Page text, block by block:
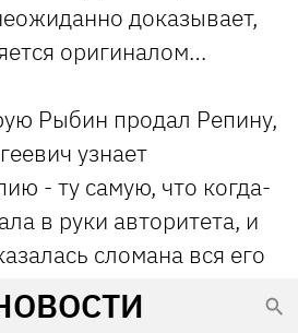
доказывает,
оригиналом…
Рыбин продал Репину,
узнает
- ту самую, что когда-
в руки авторитета, и
сломана вся его
настоящая картина,
из запасников